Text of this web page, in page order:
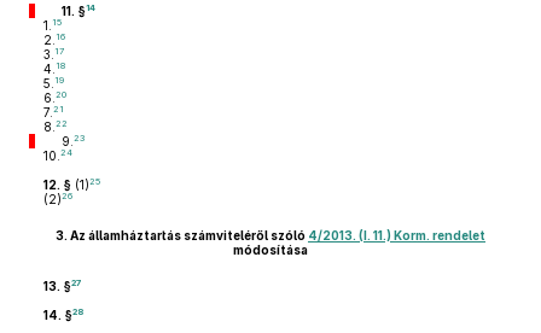
11. §14
1. 15
2. 16
3. 17
4. 18
5. 19
6. 20
7. 21
8. 22
9. 23
10. 24
12. § (1)25
(2)26
3. Az államháztartás számviteléről szóló 4/2013. (I. 11.) Korm. rendelet
módosítása
13. §27
14. §28